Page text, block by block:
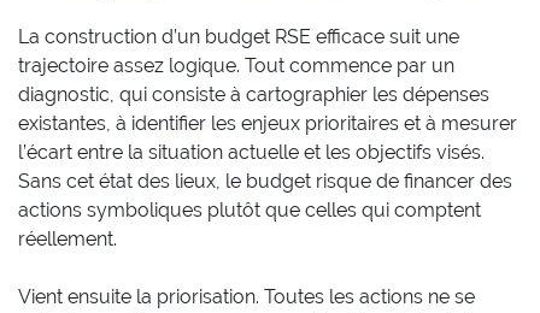
La construction d’un budget RSE efficace suit une
trajectoire assez logique. Tout commence par un
diagnostic, qui consiste à cartographier les dépenses
existantes, à identifier les enjeux prioritaires et à mesurer
l’écart entre la situation actuelle et les objectifs visés.
Sans cet état des lieux, le budget risque de financer des
actions symboliques plutôt que celles qui comptent
réellement.
Vient ensuite la priorisation. Toutes les actions ne se